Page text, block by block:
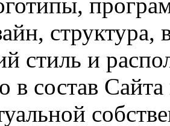
стиль и
в состав